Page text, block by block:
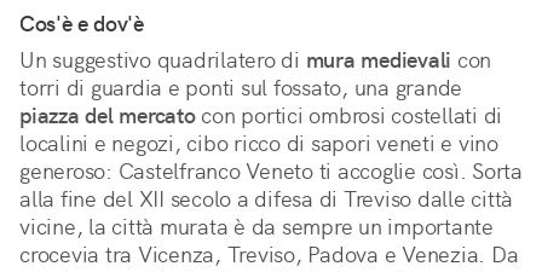
Cos'è e dov'è
Un suggestivo quadrilatero di mura medievali con
piazza del mercato con portici ombrosi costellati di
localini e negozi, cibo ricco di sapori veneti e vino
generoso: Castelfranco Veneto ti accoglie così. Sorta
alla fine del XII secolo a difesa di Treviso dalle città
vicine, la città murata è da sempre un importante
crocevia tra Vicenza, Treviso, Padova e Venezia. Da